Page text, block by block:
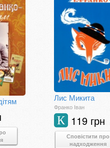
Лис Микита
Франко Іван
119 грн
К
Сповістити про
надходження